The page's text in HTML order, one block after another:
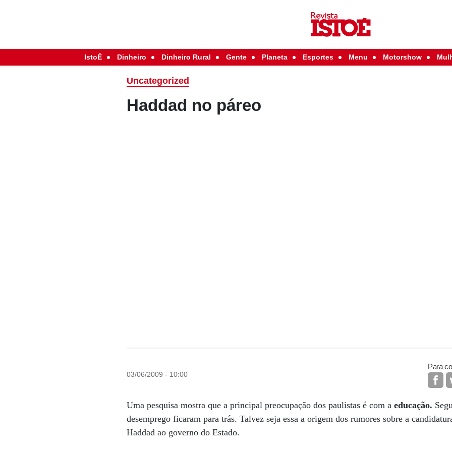
IstoÉ Dinheiro Dinheiro Rural Gente Planeta Esportes Menu Motorshow
Uncategorized
Haddad no páreo
03/06/2009 - 10:00
Para
Uma pesquisa mostra que a principal preocupação dos paulistas é com aeducação.
desemprego ficaram para trás. Talvez seja essa a origem dos rumores sobre a
Haddad ao governo do Estado.